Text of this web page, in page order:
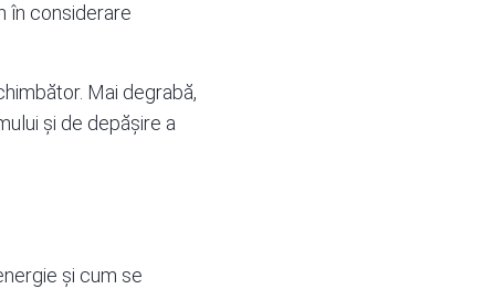
în considerare
Mai degrabă,
și de depășire a
și cum se